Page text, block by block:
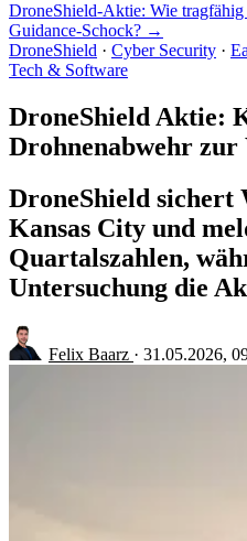
DroneShield-Aktie: Wie
Guidance-Schock? →
DroneShield · Cyber Security ·
Tech & Software
DroneShield Aktie:
Drohnenabwehr
DroneShield
Kansas City und
Quartalszahlen,
Untersuchung die
Felix Baarz · 31.05.2026,